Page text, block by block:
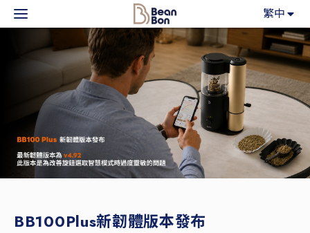
繁中
主力產品
咖啡市集
BeanBon報報
客戶服務
BB100Plus新韌體版本發布